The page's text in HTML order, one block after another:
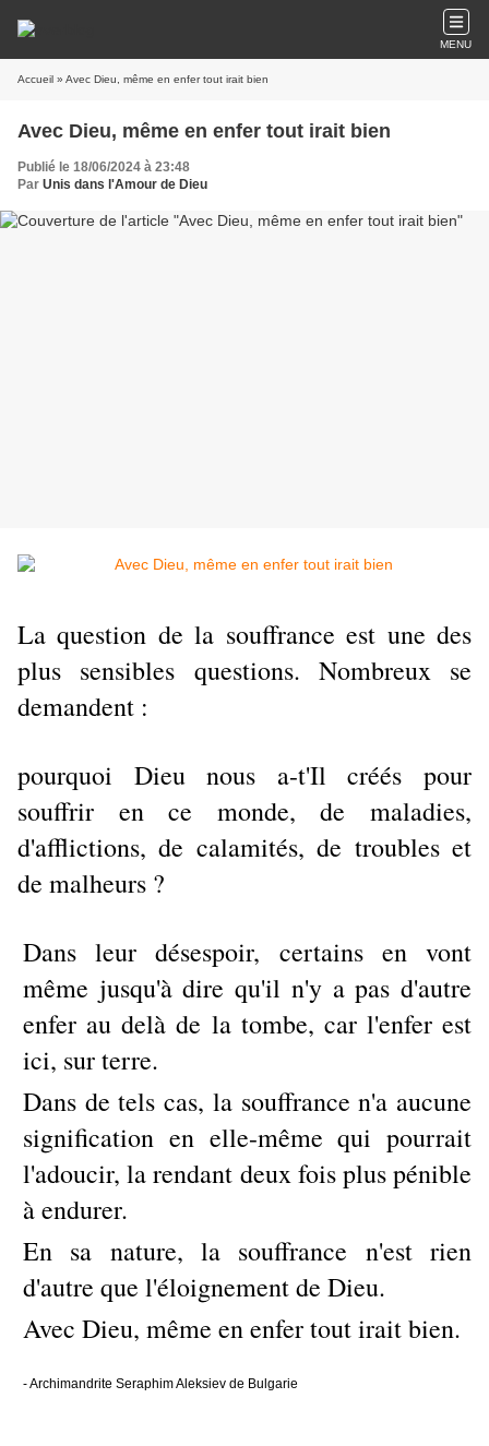
MENU
Accueil » Avec Dieu, même en enfer tout irait bien
Avec Dieu, même en enfer tout irait bien
Publié le 18/06/2024 à 23:48
Par Unis dans l'Amour de Dieu
La question de la souffrance est une des
plus sensibles questions. Nombreux se
demandent :
pourquoi Dieu nous a-t'Il créés pour
souffrir en ce monde, de maladies,
d'afflictions, de calamités, de troubles et
de malheurs ?
Dans leur désespoir, certains en vont
même jusqu'à dire qu'il n'y a pas d'autre
enfer au delà de la tombe, car l'enfer est
ici, sur terre.
Dans de tels cas, la souffrance n'a aucune
signification en elle-même qui pourrait
l'adoucir, la rendant deux fois plus pénible
à endurer.
En sa nature, la souffrance n'est rien
d'autre que l'éloignement de Dieu.
Avec Dieu, même en enfer tout irait bien.
- Archimandrite Seraphim Aleksiev de Bulgarie